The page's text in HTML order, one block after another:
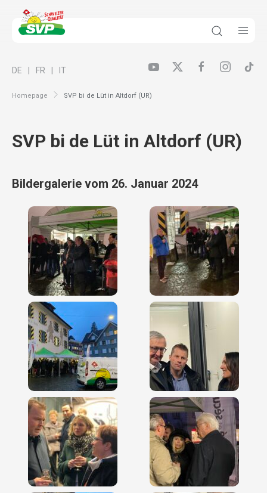
Homepage SVP bi de Lüt in Altdorf (UR)
DE FR IT
SVP bi de Lüt in Altdorf (UR)
Bildergalerie vom 26. Januar 2024